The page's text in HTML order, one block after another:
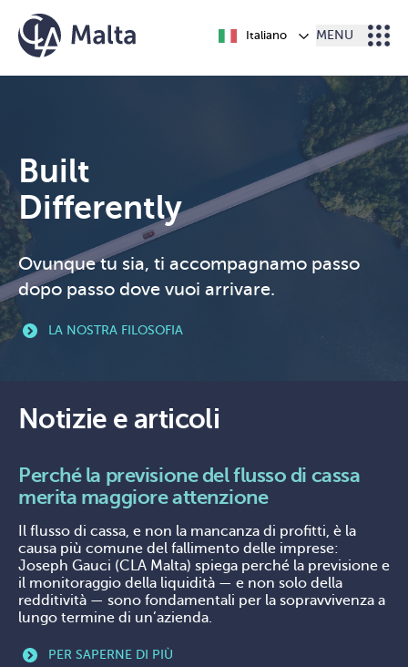
Vai al contenuto
Italiano MENU
Built
Differently
Ovunque tu sia, ti accompagnamo passo
dopo passo dove vuoi arrivare.
LA NOSTRA FILOSOFIA
Notizie e articoli
Perché la previsione del flusso di cassa
merita maggiore attenzione
Il flusso di cassa, e non la mancanza di profitti, è la
causa più comune del fallimento delle imprese:
Joseph Gauci (CLA Malta) spiega perché la previsione e
il monitoraggio della liquidità — e non solo della
redditività — sono fondamentali per la sopravvivenza a
lungo termine di un’azienda.
PER SAPERNE DI PIÙ